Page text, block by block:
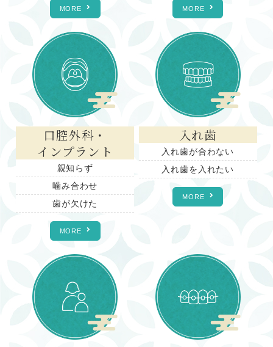
MORE MORE
口腔外科・
インプラント
親知らず
噛み合わせ
歯が欠けた
MORE
入れ歯
入れ歯が合わない
入れ歯を入れたい
MORE